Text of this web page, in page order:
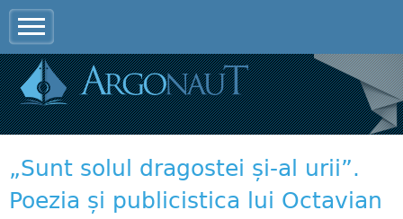
„Sunt solul dragostei și-al urii”.
Poezia și publicistica lui Octavian